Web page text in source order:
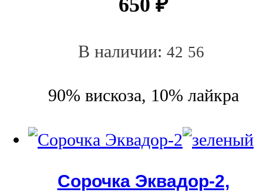
В наличии: 42 56
90% вискоза, 10% лайкра
Сорочка Эквадор-2,